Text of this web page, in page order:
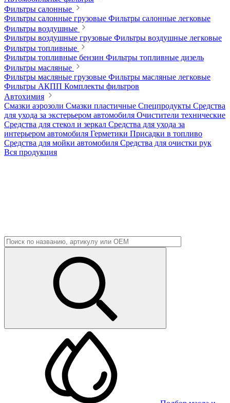
Фильтры салонные
Фильтры салонные грузовые Фильтры салонные легковые
Фильтры воздушные
Фильтры воздушные грузовые Фильтры воздушные легковые
Фильтры топливные
Фильтры топливные бензин Фильтры топливные дизель
Фильтры масляные
Фильтры масляные грузовые Фильтры масляные легковые
Фильтры АКПП Комплекты фильтров
Автохимия
Смазки аэрозоли Смазки пластичные Спецпродукты Средства
для ухода за экстерьером автомобиля Очистители технические
Средства для стекол и зеркал Средства для ухода за
интерьером автомобиля Герметики Присадки в топливо
Средства для мойки автомобиля Средства для очистки рук
Вся продукция